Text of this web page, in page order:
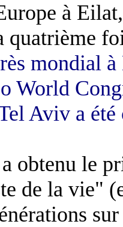
à
quatrième
mondial
World
Aviv a été
obtenu le
de la vie"